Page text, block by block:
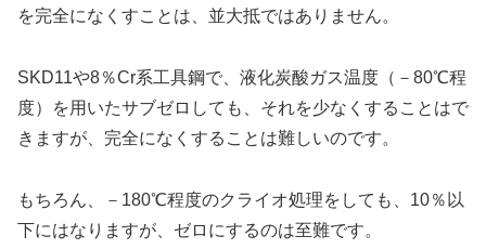
を完全になくすことは、並大抵ではありません。
SKD11や8％Cr系工具鋼で、液化炭酸ガス温度（－80℃程
度）を用いたサブゼロしても、それを少なくすることはで
きますが、完全になくすることは難しいのです。
もちろん、－180℃程度のクライオ処理をしても、10％以
下にはなりますが、ゼロにするのは至難です。